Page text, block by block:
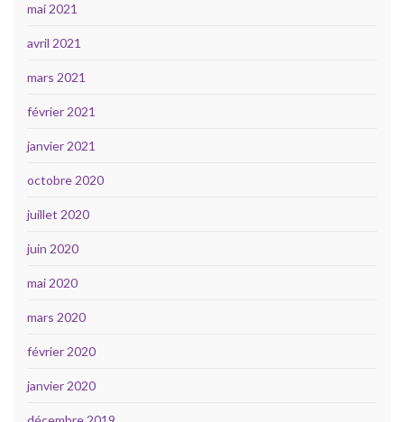
mai 2021
avril 2021
mars 2021
février 2021
janvier 2021
octobre 2020
juillet 2020
juin 2020
mai 2020
mars 2020
février 2020
janvier 2020